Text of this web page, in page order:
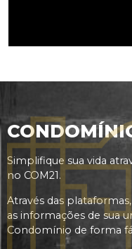
Simplifique sua vida
no COM21.
Através das
as informações de sua
Condomínio de forma